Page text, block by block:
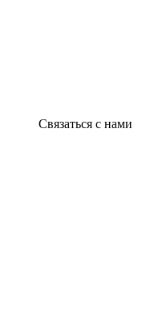
Связаться с нами